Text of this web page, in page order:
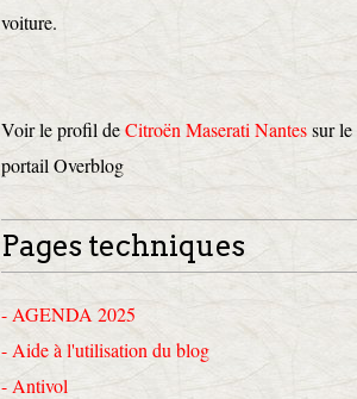
voiture.
Voir le profil deCitroën Maserati Nantessur le
portail Overblog
Pages techniques
- AGENDA 2025
- Aide à l'utilisation du blog
- Antivol